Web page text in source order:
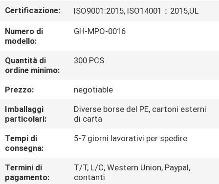
GIRO
DELLA
FABBRICA
CONTROLLO
DI
QUALITÀ
CONTATTICI
NOTIZIE
Certificazione:
ISO9001:2015, ISO14001：2015,UL
Numero di
modello:
GH-MPO-0016
Quantità di
ordine minimo:
300 PCS
Prezzo:
negotiable
Imballaggi
particolari:
Diverse borse del PE, cartoni esterni
di carta
Tempi di
consegna:
5-7 giorni lavorativi per spedire
Termini di
pagamento:
T/T, L/C, Western Union, Paypal,
contanti